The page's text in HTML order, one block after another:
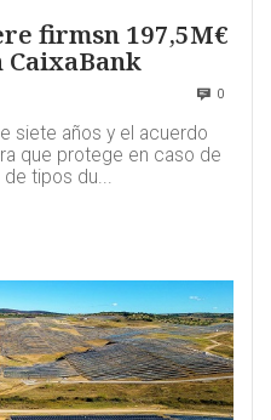
firmsn 197,5M€
CaixaBank
0
siete años y el acuerdo
que protege en caso de
tipos du...